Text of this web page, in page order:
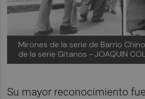
Mirones de la serie de Barrio
de la serie Gitanos - JOAQUIN
Su mayor reconocimiento